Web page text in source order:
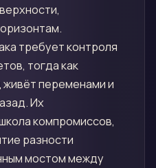
требует контроля
тогда как
переменами и
Их
компромиссов,
разности
мостом между